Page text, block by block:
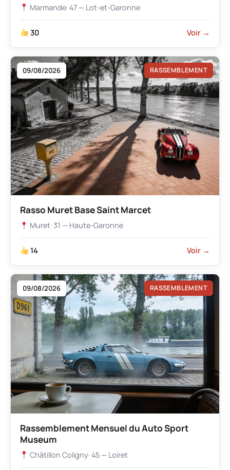
Marmande· 47 — Lot-et-Garonne
30 Voir →
09/08/2026 RASSEMBLEMENT
Rasso Muret Base Saint Marcet
Muret· 31 — Haute-Garonne
14 Voir →
09/08/2026 RASSEMBLEMENT
Rassemblement Mensuel du Auto Sport
Museum
Châtillon Coligny· 45 — Loiret